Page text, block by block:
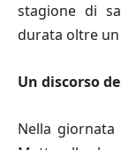
stagione di
durata oltre
Un discorso
Nella